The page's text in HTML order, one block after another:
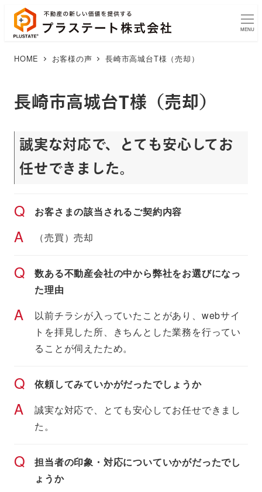
MENU
HOME お客様の声 長崎市高城台T様（売却）
長崎市高城台T様（売却）
誠実な対応で、とても安心してお
任せできました。
Q お客さまの該当されるご契約内容
A （売買）売却
Q
数ある不動産会社の中から弊社をお選びになっ
た理由
A
以前チラシが入っていたことがあり、webサイ
トを拝見した所、きちんとした業務を行ってい
ることが伺えたため。
Q 依頼してみていかがだったでしょうか
A
誠実な対応で、とても安心してお任せできまし
た。
Q
担当者の印象・対応についていかがだったでし
ょうか